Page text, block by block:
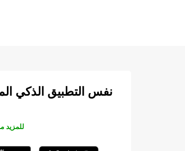
نفس التطبيق الذكي
للمزيد